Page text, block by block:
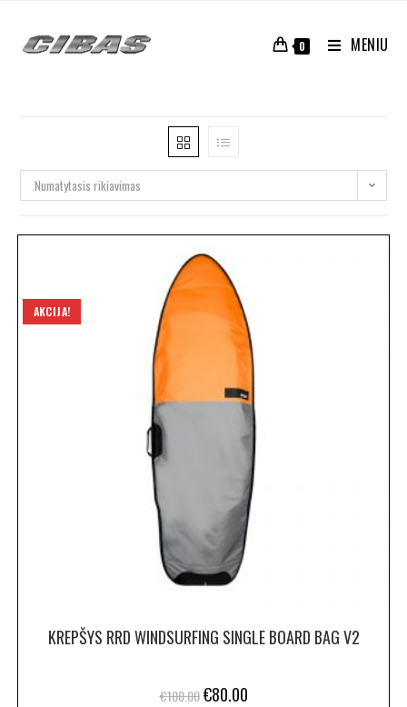
0 MENIU
Numatytasis rikiavimas
AKCIJA!
KREPŠYS RRD WINDSURFING SINGLE BOARD BAG V2
€100.00 €80.00